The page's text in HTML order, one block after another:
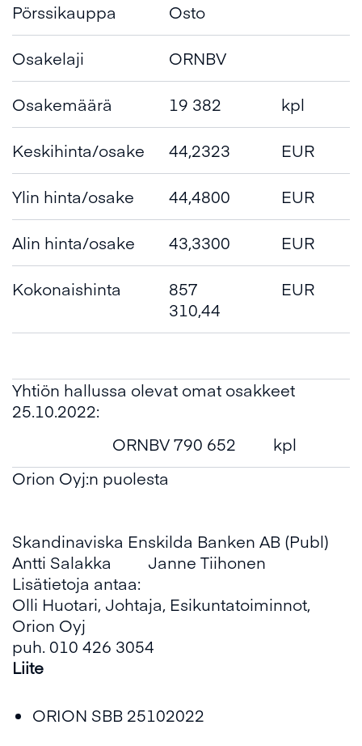
Pörssikauppa Osto
Osakelaji ORNBV
Osakemäärä 19 382 kpl
Keskihinta/osake 44,2323 EUR
Ylin hinta/osake 44,4800 EUR
Alin hinta/osake 43,3300 EUR
Kokonaishinta
857
310,44
EUR
Yhtiön hallussa olevat omat osakkeet
25.10.2022:
ORNBV 790 652
kpl
Orion Oyj:n puolesta
Skandinaviska Enskilda Banken AB (Publ)
Antti Salakka Janne Tiihonen
Lisätietoja antaa:
Olli Huotari, Johtaja, Esikuntatoiminnot,
Orion Oyj
puh. 010 426 3054
Liite
ORION SBB 25102022